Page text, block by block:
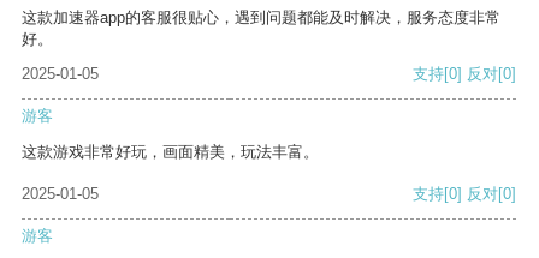
这款加速器app的客服很贴心，遇到问题都能及时解决，服务态度非常
好。
2025-01-05
支持[0] 反对[0]
游客
这款游戏非常好玩，画面精美，玩法丰富。
2025-01-05 支持[0] 反对[0]
游客